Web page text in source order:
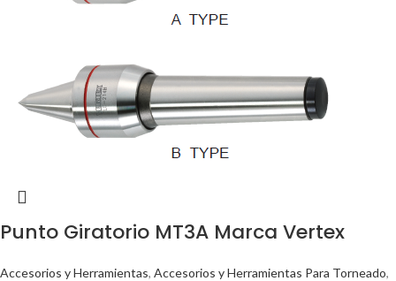
Punto Giratorio MT3A Marca Vertex
Accesorios y Herramientas, Accesorios y Herramientas Para Torneado,